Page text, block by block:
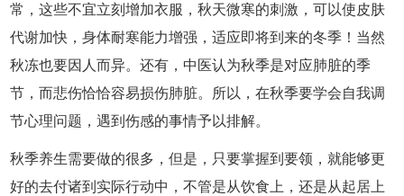
常，这些不宜立刻增加衣服，秋天微寒的刺激，可以使皮肤
代谢加快，身体耐寒能力增强，适应即将到来的冬季！当然
秋冻也要因人而异。还有，中医认为秋季是对应肺脏的季
节，而悲伤恰恰容易损伤肺脏。所以，在秋季要学会自我调
节心理问题，遇到伤感的事情予以排解。
秋季养生需要做的很多，但是，只要掌握到要领，就能够更
好的去付诸到实际行动中，不管是从饮食上，还是从起居上